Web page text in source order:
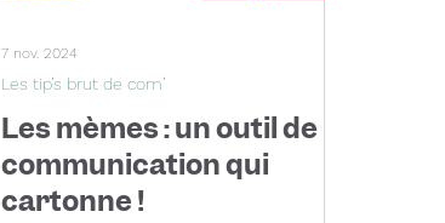
Les mèmes : un outil de
communication qui
cartonne !
Les tip’s brut de com’
7 nov. 2024